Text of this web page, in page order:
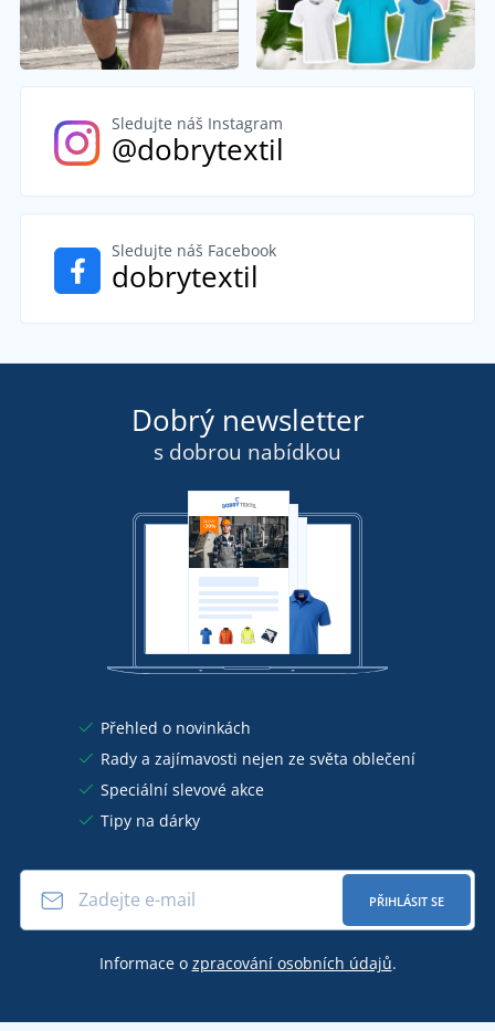
Sledujte náš Instagram
@dobrytextil
Sledujte náš Facebook
dobrytextil
Dobrý newsletter
s dobrou nabídkou
Přehled o novinkách
Rady a zajímavosti nejen ze světa oblečení
Speciální slevové akce
Tipy na dárky
PŘIHLÁSIT SE
Informace o zpracování osobních údajů.